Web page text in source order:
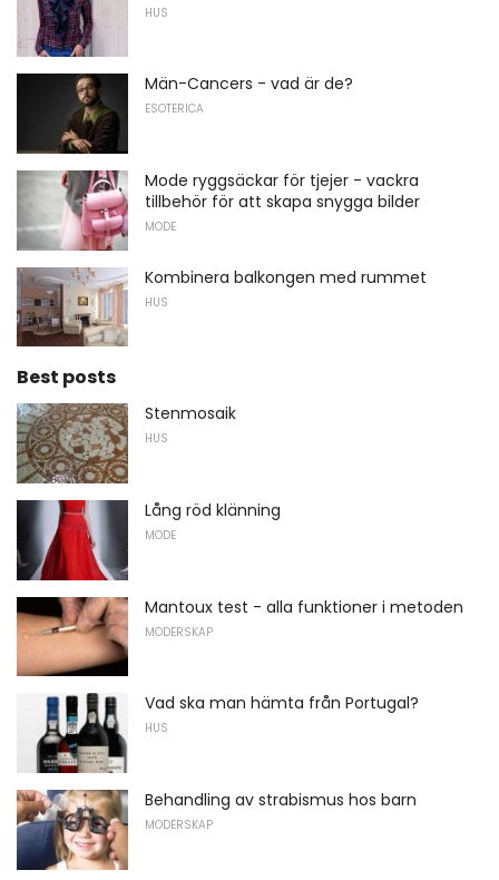
HUS
Män-Cancers - vad är de?
ESOTERICA
Mode ryggsäckar för tjejer - vackra
tillbehör för att skapa snygga bilder
MODE
Kombinera balkongen med rummet
HUS
Best posts
Stenmosaik
HUS
Lång röd klänning
MODE
Mantoux test - alla funktioner i metoden
MODERSKAP
Vad ska man hämta från Portugal?
HUS
Behandling av strabismus hos barn
MODERSKAP